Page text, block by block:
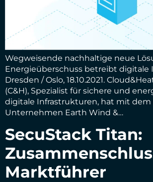
Wegweisende nachhaltige neue
Energieüberschuss betreibt digitale
Dresden / Oslo, 18.10.2021.
(C&H), Spezialist für sichere und
digitale Infrastrukturen, hat mit dem
Unternehmen Earth Wind &…
SecuStack Titan:
Marktführer